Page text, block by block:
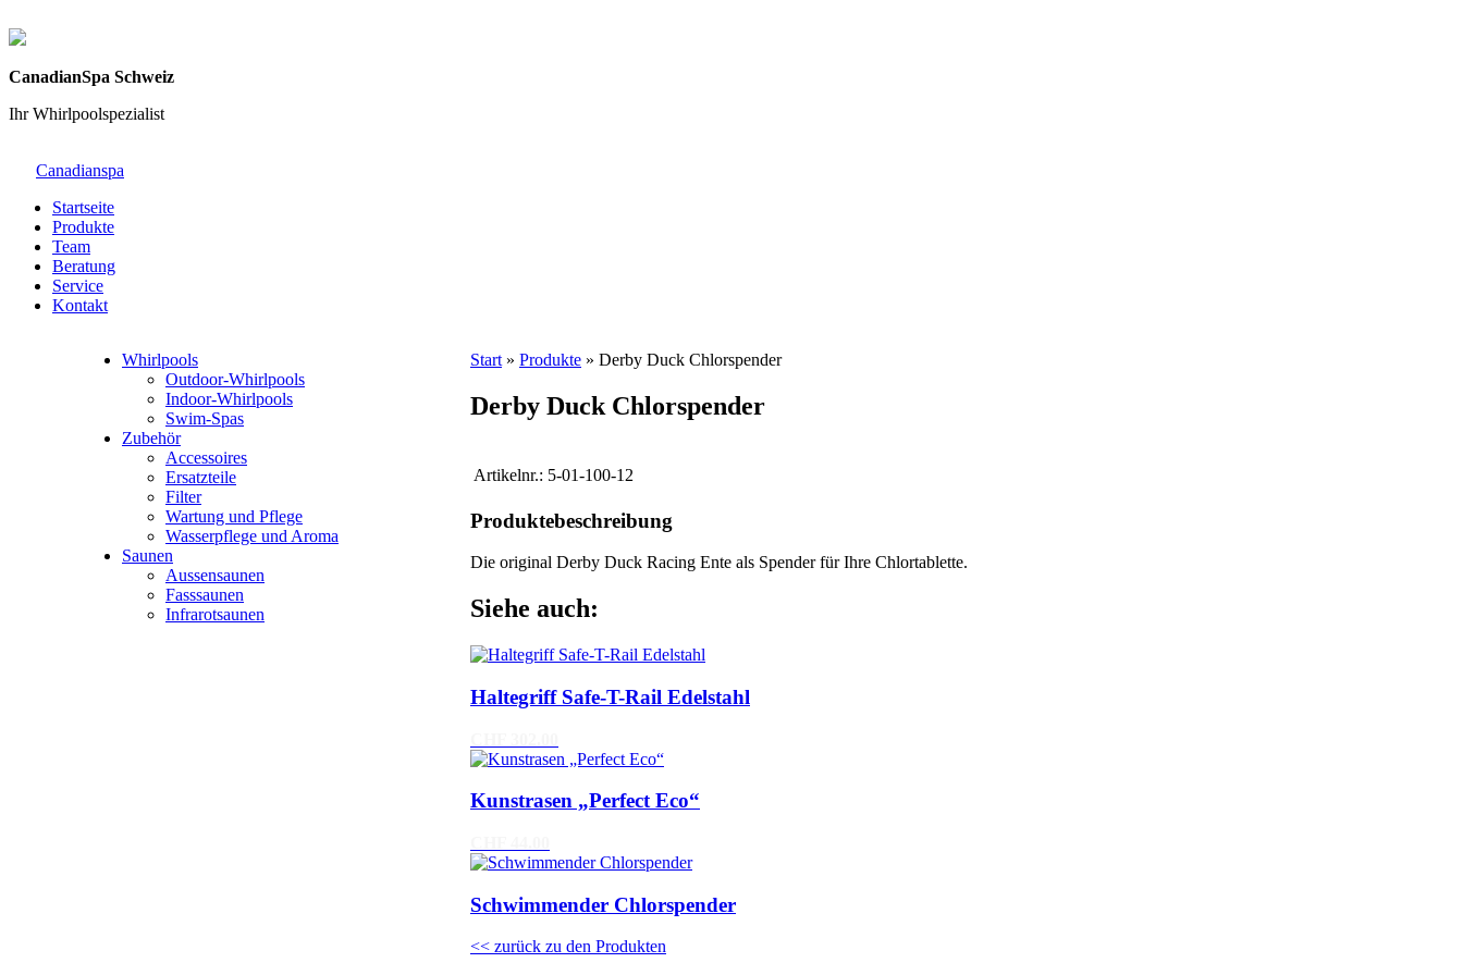
CanadianSpa Schweiz
Ihr Whirlpoolspezialist
Canadianspa
Startseite
Produkte
Team
Beratung
Service
Kontakt
Start » Produkte » Derby Duck Chlorspender
Derby Duck Chlorspender
Artikelnr.: 5-01-100-12
Produktebeschreibung
Die original Derby Duck Racing Ente als Spender für Ihre Chlortablette.
Siehe auch:
Haltegriff Safe-T-Rail Edelstahl
Kunstrasen „Perfect Eco“
Schwimmender Chlorspender
<< zurück zu den Produkten
Whirlpools
Outdoor-Whirlpools
Indoor-Whirlpools
Swim-Spas
Zubehör
Accessoires
Ersatzteile
Filter
Wartung und Pflege
Wasserpflege und Aroma
Saunen
Aussensaunen
Fasssaunen
Infrarotsaunen